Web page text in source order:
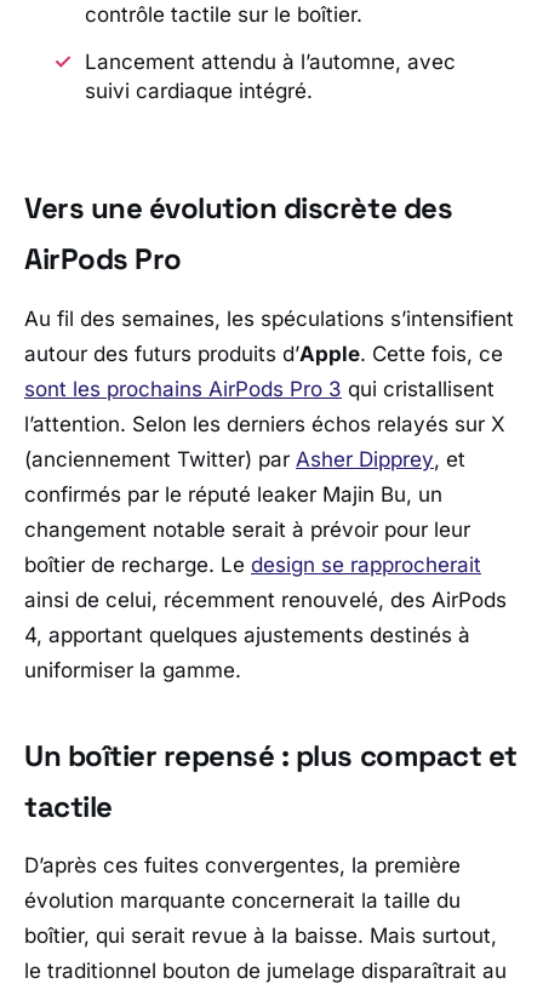
contrôle tactile sur le boîtier.
Lancement attendu à l’automne, avec
suivi cardiaque intégré.
Vers une évolution discrète des
AirPods Pro
Au fil des semaines, les spéculations s’intensifient
autour des futurs produits d’Apple. Cette fois, ce
sont les prochains AirPods Pro 3 qui cristallisent
l’attention. Selon les derniers échos relayés sur X
(anciennement Twitter) par Asher Dipprey, et
confirmés par le réputé leaker Majin Bu, un
changement notable serait à prévoir pour leur
boîtier de recharge. Le design se rapprocherait
ainsi de celui, récemment renouvelé, des AirPods
4, apportant quelques ajustements destinés à
uniformiser la gamme.
Un boîtier repensé : plus compact et
tactile
D’après ces fuites convergentes, la première
évolution marquante concernerait la taille du
boîtier, qui serait revue à la baisse. Mais surtout,
le traditionnel bouton de jumelage disparaîtrait au